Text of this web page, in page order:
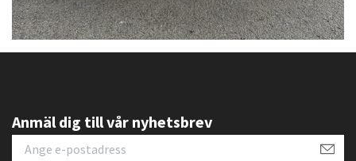
Anmäl dig till vår nyhetsbrev